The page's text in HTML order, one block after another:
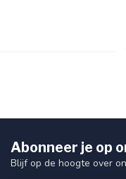
Abonneer je op
Blijf op de hoogte over